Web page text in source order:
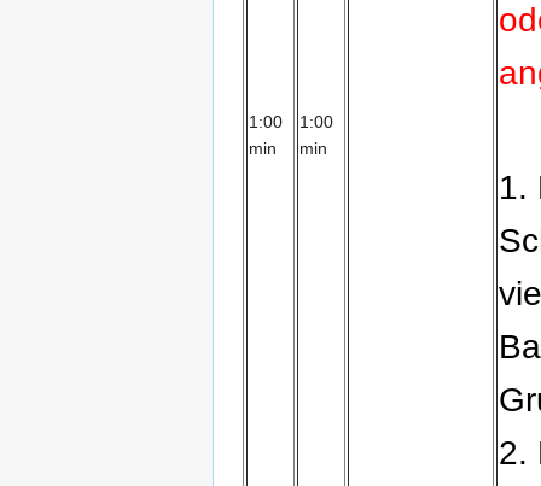
1:00
min
1:00
min
1.
2.